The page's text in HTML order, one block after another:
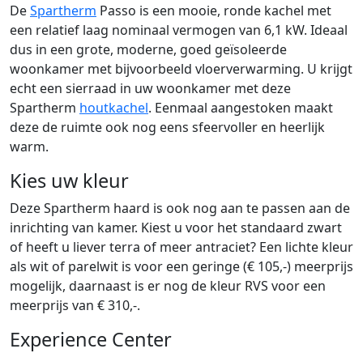
DeSpartherm Passo is een mooie, ronde kachel met
een relatief laag nominaal vermogen van 6,1 kW. Ideaal
dus in een grote, moderne, goed geïsoleerde
woonkamer met bijvoorbeeld vloerverwarming. U krijgt
echt een sierraad in uw woonkamer met deze
Spartherm houtkachel. Eenmaal aangestoken maakt
deze de ruimte ook nog eens sfeervoller en heerlijk
warm.
Kies uw kleur
Deze Spartherm haard is ook nog aan te passen aan de
inrichting van kamer. Kiest u voor het standaard zwart
of heeft u liever terra of meer antraciet? Een lichte kleur
als wit of parelwit is voor een geringe (€ 105,-) meerprijs
mogelijk, daarnaast is er nog de kleur RVS voor een
meerprijs van € 310,-.
Experience Center